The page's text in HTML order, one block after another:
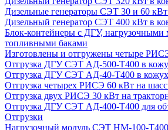
Дизельные генераторы СЭТ 30 и 60 кВт
Дизельный генератор СЭТ 400 кВт в
Блок-контейнеры с ДГУ, нагрузочными
топливными баками
Изготовлены и отгружены четыре
Отгрузка ДГУ СЭТ АД-500-Т400 в
Отгрузка ДГУ СЭТ АД-40-Т400 в
Отгрузка четырех РИСЭ 60 кВт на
Отгрузка двух РИСЭ 30 кВт на
Отгрузка ДГУ СЭТ АД-400-Т400 для
Отгрузки
Нагрузочный модуль СЭТ НМ-100-Т400